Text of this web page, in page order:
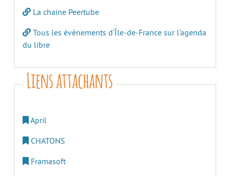
La chaine Peertube
Tous les évènements d’Île-de-France sur l’agenda
du libre
Liens attachants
April
CHATONS
Framasoft